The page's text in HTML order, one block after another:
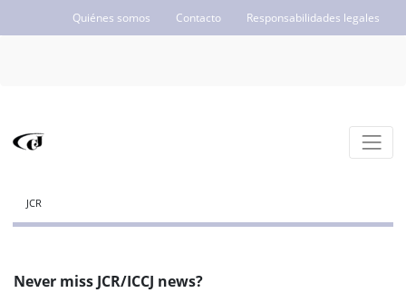
Quiénes somos Contacto Responsabilidades legales
JCR
Never miss JCR/ICCJ news?